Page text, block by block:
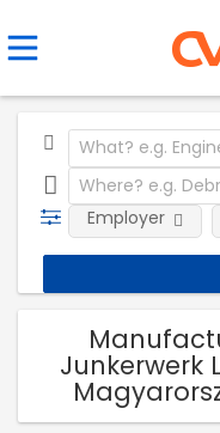
Employer
Junkerwerk